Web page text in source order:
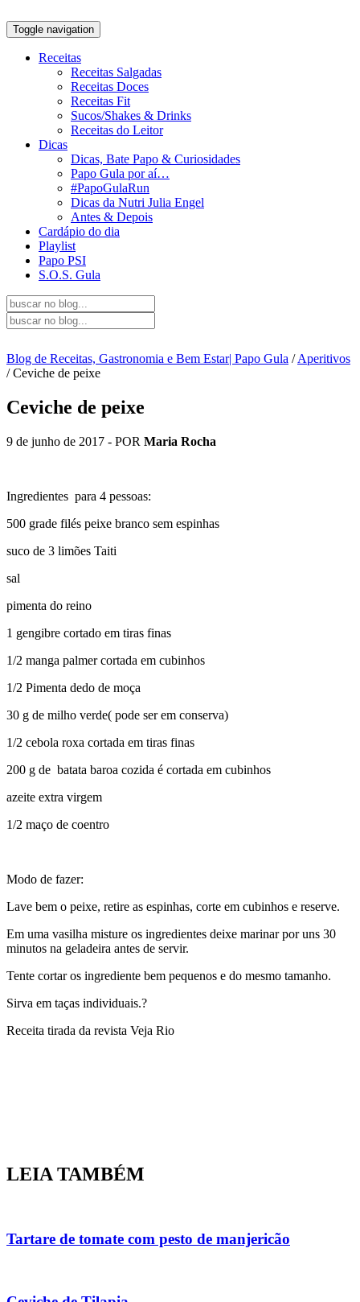
Toggle navigation
Receitas
Receitas Salgadas
Receitas Doces
Receitas Fit
Sucos/Shakes & Drinks
Receitas do Leitor
Dicas
Dicas, Bate Papo & Curiosidades
Papo Gula por aí…
#PapoGulaRun
Dicas da Nutri Julia Engel
Antes & Depois
Cardápio do dia
Playlist
Papo PSI
S.O.S. Gula
Blog de Receitas, Gastronomia e Bem Estar| Papo Gula /Aperitivos
/Ceviche de peixe
Ceviche de peixe
9 de junho de 2017 - POR Maria Rocha
Ingredientes para 4 pessoas:
500 grade filés peixe branco sem espinhas
suco de 3 limões Taiti
sal
pimenta do reino
1 gengibre cortado em tiras finas
1/2 manga palmer cortada em cubinhos
1/2 Pimenta dedo de moça
30 g de milho verde( pode ser em conserva)
1/2 cebola roxa cortada em tiras finas
200 g de batata baroa cozida é cortada em cubinhos
azeite extra virgem
1/2 maço de coentro
Modo de fazer:
Lave bem o peixe, retire as espinhas, corte em cubinhos e reserve.
Em uma vasilha misture os ingredientes deixe marinar por uns 30
minutos na geladeira antes de servir.
Tente cortar os ingrediente bem pequenos e do mesmo tamanho.
Sirva em taças individuais.?
Receita tirada da revista Veja Rio
LEIA TAMBÉM
Tartare de tomate com pesto de manjericão